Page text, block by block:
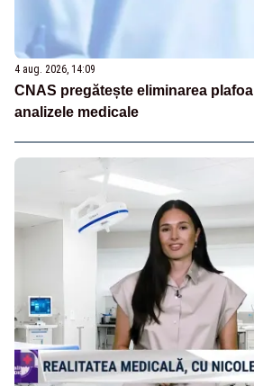
4 aug. 2026, 14:09
CNAS pregătește eliminarea
analizele medicale